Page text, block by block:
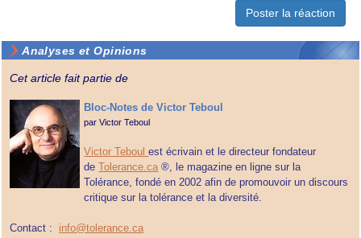
Analyses et Opinions
Cet article fait partie de
Bloc-Notes de Victor Teboul
parVictor Teboul
Victor Teboulest écrivain et le directeur fondateur
deTolerance.ca ®, le magazine en ligne sur la
Tolérance, fondé en 2002 afin de promouvoir un discours
critique sur la tolérance et la diversité.
Contact : info@tolerance.ca